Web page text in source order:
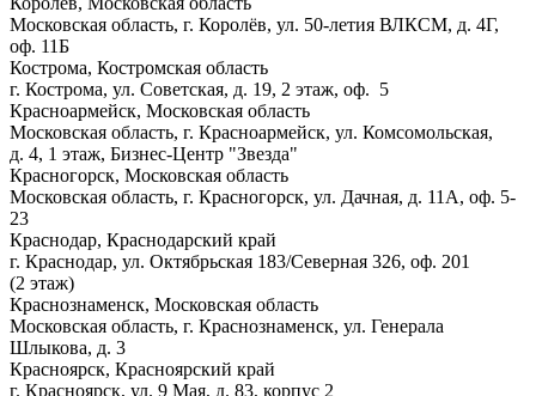
Московская область, г. Королёв, ул. 50-летия ВЛКСМ, д. 4Г,
оф. 11Б
Кострома, Костромская область
г. Кострома, ул. Советская, д. 19, 2 этаж, оф. 5
Красноармейск, Московская область
Московская область, г. Красноармейск, ул. Комсомольская,
д. 4, 1 этаж, Бизнес-Центр "Звезда"
Красногорск, Московская область
Московская область, г. Красногорск, ул. Дачная, д. 11А, оф. 5-
23
Краснодар, Краснодарский край
г. Краснодар, ул. Октябрьская 183/Северная 326, оф. 201
(2 этаж)
Краснознаменск, Московская область
Московская область, г. Краснознаменск, ул. Генерала
Шлыкова, д. 3
Красноярск, Красноярский край
г. Красноярск, ул. 9 Мая, д. 83, корпус 2